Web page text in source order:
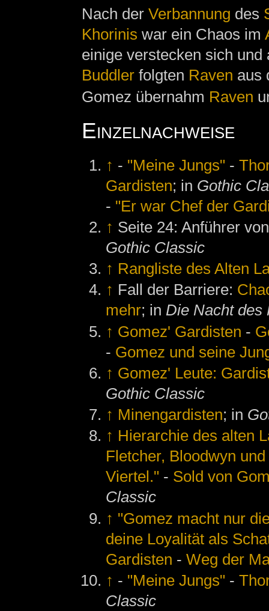
Nach der Verbannung des
Khorinis war ein Chaos im
einige verstecken sich
Buddlerfolgten Raven aus
Gomez übernahm Raven
Einzelnachweise
↑ - "Meine Jungs" -
Gardisten; in Gothic
- "Er war Chef der
↑ Seite 24: Anführer
Gothic Classic
↑ Rangliste des Alten
↑ Fall der Barriere:
mehr; in Die Nacht des
↑ Gomez' Gardisten -
- Gomez und seine
↑ Gomez' Leute:
Gothic Classic
↑ Minengardisten; in
↑ Hierarchie des alten
Fletcher, Bloodwyn
Viertel." - Sold von
Classic
↑ "Gomez macht nur
deine Loyalität als
Gardisten -Weg der
↑ - "Meine Jungs" -
Classic